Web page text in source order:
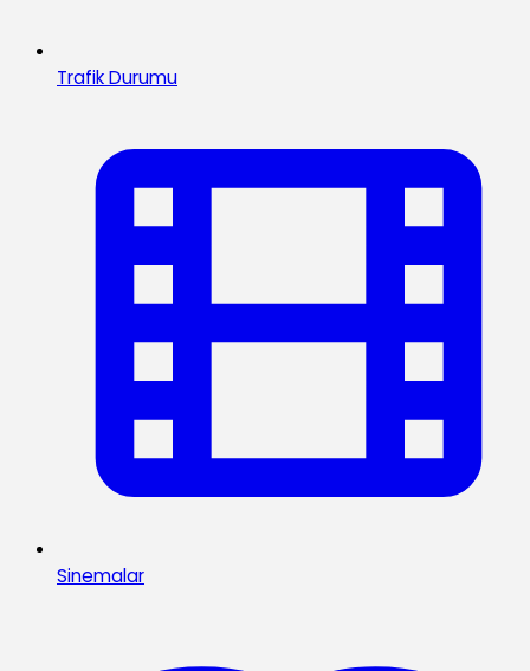
Trafik Durumu
Sinemalar